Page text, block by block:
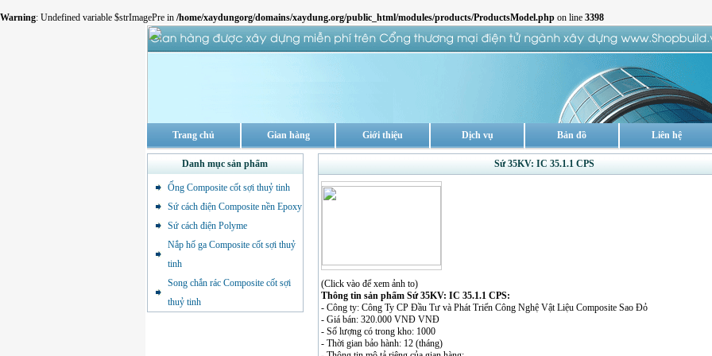
Warning: Undefined variable $strImagePre in /home/xaydungorg/domains/xaydung.org/public_html/modules/products/ProductsModel.php on line 3398
Trang chủ Gian hàng Giới thiệu Dịch vụ Bản đồ Liên hệ
Danh mục sản phẩm
Ống Composite cốt sợi thuỷ tinh
Sứ cách điện Composite nền Epoxy
Sứ cách điện Polyme
Nắp hố ga Composite cốt sợi thuỷ
tinh
Song chắn rác Composite cốt sợi
thuỷ tinh
Sứ 35KV: IC 35.1.1 CPS
(Click vào để xem ảnh to)
Thông tin sản phẩm Sứ 35KV: IC 35.1.1 CPS:
- Công ty: Công Ty CP Đầu Tư và Phát Triển Công Nghệ Vật Liệu Composite Sao Đỏ
- Giá bán: 320.000 VNĐ VNĐ
- Số lượng có trong kho: 1000
- Thời gian bảo hành: 12 (tháng)